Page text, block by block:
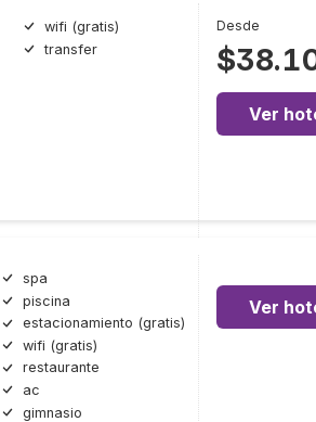
wifi (gratis)
transfer
Desde
Ver
spa
piscina
estacionamiento (gratis)
wifi (gratis)
restaurante
ac
gimnasio
Ver